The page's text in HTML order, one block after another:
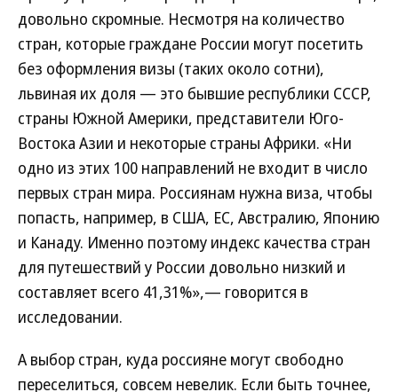
довольно скромные. Несмотря на количество
стран, которые граждане России могут посетить
без оформления визы (таких около сотни),
львиная их доля — это бывшие республики СССР,
страны Южной Америки, представители Юго-
Востока Азии и некоторые страны Африки. «Ни
одно из этих 100 направлений не входит в число
первых стран мира. Россиянам нужна виза, чтобы
попасть, например, в США, ЕС, Австралию, Японию
и Канаду. Именно поэтому индекс качества стран
для путешествий у России довольно низкий и
составляет всего 41,31%»,— говорится в
исследовании.
А выбор стран, куда россияне могут свободно
переселиться, совсем невелик. Если быть точнее,